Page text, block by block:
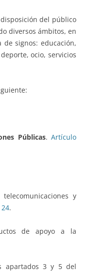
del público
diversos ámbitos, en
signos: educación,
ocio, servicios
Públicas.Artículo
y
.
de apoyo a la
apartados 3 y 5 del